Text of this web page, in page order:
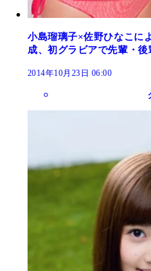
小島瑠璃子×佐野ひなこに
成、初グラビアで先輩・後
2014年10月23日 06:00